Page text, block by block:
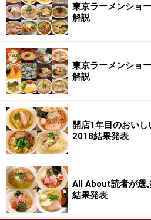
東京ラーメンショ
解説
東京ラーメンショ
解説
開店1年目のおいし
2018結果発表
All About読者が選
結果発表